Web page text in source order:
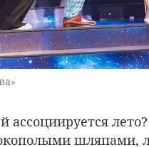
ассоциируется
шляпами,